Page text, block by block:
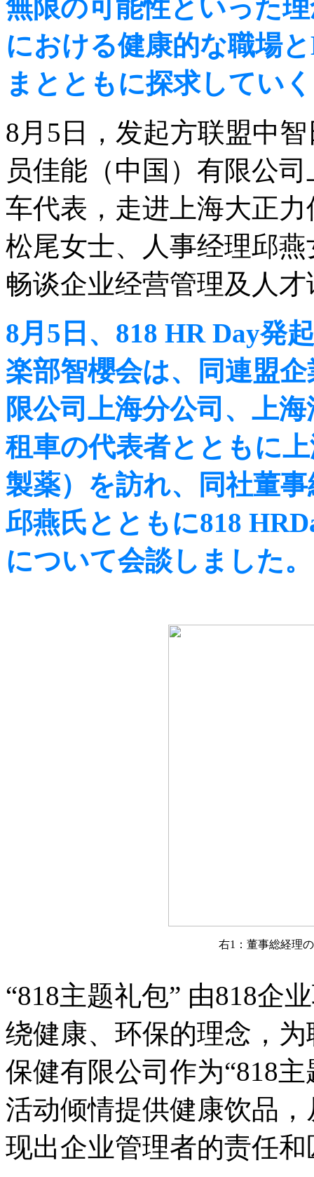
無限の可能性といった
における健康的な職場
まとともに探求してい
8月5日，发起方联盟中
员佳能（中国）有限公
车代表，走进上海大正
松尾女士、人事经理邱
畅谈企业经营管理及人才
8月5日、818 HR Day発
楽部智櫻会は、同連盟
限公司上海分公司、上
租車の代表者とともに
製薬）を訪れ、同社董
邱燕氏とともに818
について会談しました。
右1：董事総経理
“818主题礼包” 由818企
绕健康、环保的理念，
保健有限公司作为“818
活动倾情提供健康饮品
现出企业管理者的责任和